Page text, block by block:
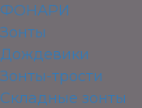
ФОНАРИ
Зонты
Дождевики
Зонты-трости
Складные зонты